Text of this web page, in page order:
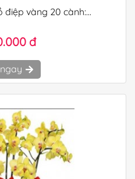
điệp vàng 20 cành:...
đ